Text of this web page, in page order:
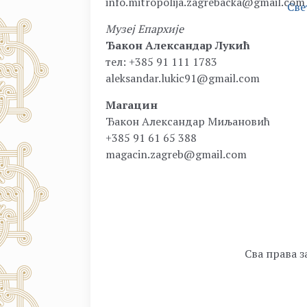
Музеј Епархије
Ђакон Александар Лукић
тел: +385 91 111 1783
aleksandar.lukic91@gmail.com
Магацин
Ђакон Александар Миљановић
+385 91 61 65 388
magacin.zagreb@gmail.com
Сва права